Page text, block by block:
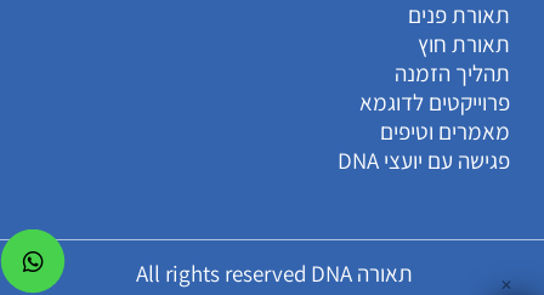
תאורת פנים
תאורת חוץ
תהליך הזמנה
פרוייקטים לדוגמא
מאמרים וטיפים
פגישה עם יועצי DNA
תאורה All rights reserved DNA ✕